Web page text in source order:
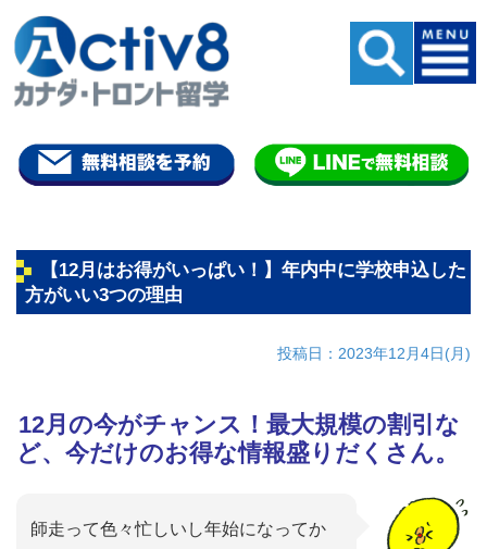
【12月はお得がいっぱい！】年内中に学校申込した
方がいい3つの理由
投稿日：2023年12月4日(月)
12月の今がチャンス！最大規模の割引な
ど、今だけのお得な情報盛りだくさん。
師走って色々忙しいし年始になってか